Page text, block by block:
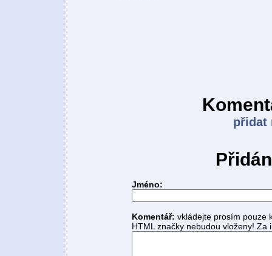
přidat
Jméno:
Komentář: vkládejte prosím pouze
HTML značky nebudou vloženy!